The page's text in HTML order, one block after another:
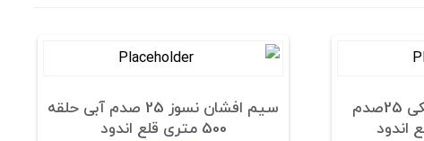
سیم افشان نسوز مشکی 25صدم
سیم افشان نسوز 25 صدم آبی حلقه
500 متری قلع اندود